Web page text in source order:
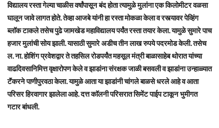
विद्यालय रस्ता गेल्या चाळीस वर्षांपासून बंद होता त्यामुळे मुलांना एक किलोमीटर वळसा
घालून जावे लागत होते. तेव्हा आजबे यांनी हा रस्ता मोकळा केला व रस्त्यावर पेव्हिंग
ब्लाॅक टाकले तसेच पुढे जामखेड महाविद्यालय पर्यंत रस्ता तयार केला. यामुळे सुमारे पाच
हजार मुलांची सोय झाली. यासाठी सुमारे अडीच तीन लाख रुपये पदरमोड केली. तसेच
ल. ना. होशिंग प्रवेशद्वार ते तहसिल रोडपर्यंत महसूल मंत्री बाळासाहेब थोरात यांच्या
वाढदिवसानिमित्त वृक्षारोपण केले व झाडांना संरक्षक जाळी बसवली व झाडांना उन्हाळ्यात
टॅंकरने पाणीपुरवठा केला. यामुळे आता या झाडांनी चांगले बाळसे धरले आहे व आता
परिसर हिरवागार झालेला आहे. दत्त काॅलनी परिसरात सिमेंट पाईप टाकून भुमीगत
गटार बांधली.